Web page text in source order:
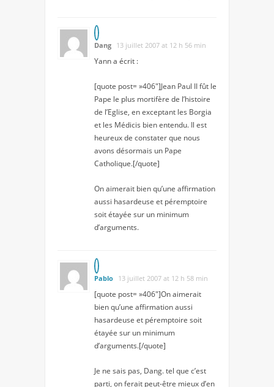
Dang 13 juillet 2007 at 12 h 56 min
Yann a écrit :
[quote post= »406″]Jean Paul II fût le
Pape le plus mortifère de l’histoire
de l’Eglise, en exceptant les Borgia
et les Médicis bien entendu. Il est
heureux de constater que nous
avons désormais un Pape
Catholique.[/quote]
On aimerait bien qu’une affirmation
aussi hasardeuse et péremptoire
soit étayée sur un minimum
d’arguments.
Pablo 13 juillet 2007 at 12 h 58 min
[quote post= »406″]On aimerait
bien qu’une affirmation aussi
hasardeuse et péremptoire soit
étayée sur un minimum
d’arguments.[/quote]
Je ne sais pas, Dang. tel que c’est
parti, on ferait peut-être mieux d’en